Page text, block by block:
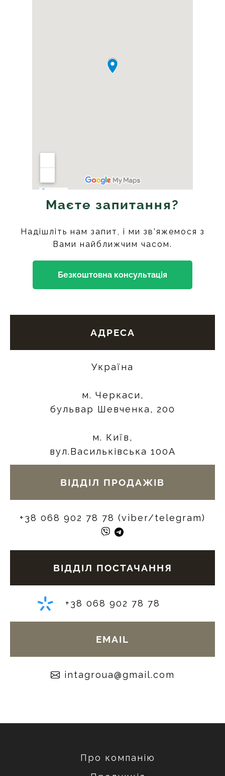
Маєте запитання?
Надішліть нам запит, і ми зв’яжемося з
Вами найближчим часом.
Безкоштовна консультація
АДРЕСА
Україна
м. Черкаси,
бульвар Шевченка, 200
м. Київ,
вул.Васильківська 100А
ВІДДІЛ ПРОДАЖІВ
+38 068 902 78 78 (viber/telegram)
ВІДДІЛ ПОСТАЧАННЯ
+38 068 902 78 78
EMAIL
moc.liamg@auorgatni
Про компанію